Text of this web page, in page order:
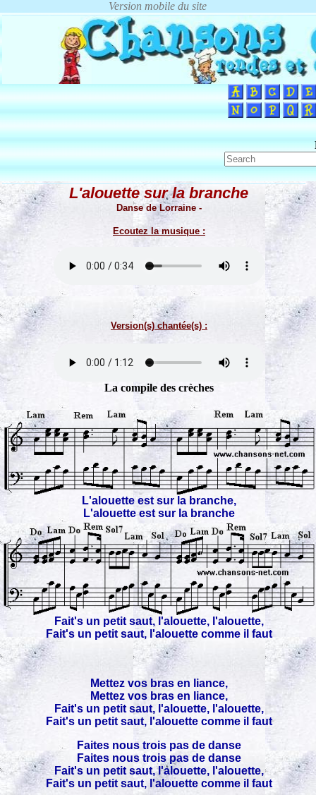
L'alouette sur la branche
Danse de Lorraine -
Ecoutez la musique :
Version(s) chantée(s) :
La compile des crèches
L'alouette est sur la branche,
L'alouette est sur la branche
Fait's un petit saut, l'alouette, l'alouette,
Fait's un petit saut, l'alouette comme il faut
Mettez vos bras en liance,
Mettez vos bras en liance,
Fait's un petit saut, l'alouette, l'alouette,
Fait's un petit saut, l'alouette comme il faut
Faites nous trois pas de danse
Faites nous trois pas de danse
Fait's un petit saut, l'alouette, l'alouette,
Fait's un petit saut, l'alouette comme il faut